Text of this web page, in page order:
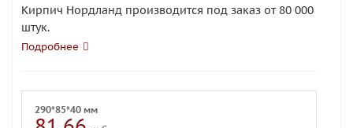
Кирпич Нордланд производится под заказ от 80 000
штук.
Подробнее
290*85*40 мм